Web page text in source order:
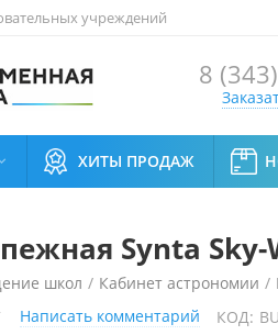
учреждений
8 (343)
ХИТЫ ПРОДАЖ
Synta
школ / Кабинет астрономии /
Написать комментарий
КОД: